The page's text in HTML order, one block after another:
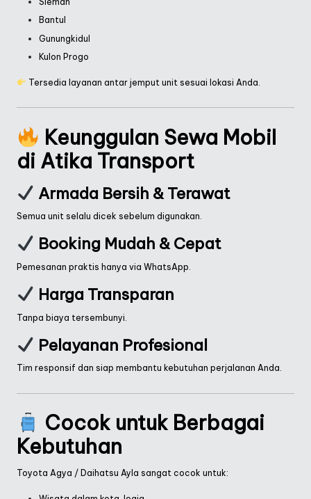
Bantul
Gunungkidul
Kulon Progo
Tersedia layanan antar jemput unit sesuai lokasi Anda.
Keunggulan Sewa Mobil
di Atika Transport
Armada Bersih & Terawat
Semua unit selalu dicek sebelum digunakan.
Booking Mudah & Cepat
Pemesanan praktis hanya via WhatsApp.
Harga Transparan
Tanpa biaya tersembunyi.
Pelayanan Profesional
Tim responsif dan siap membantu kebutuhan perjalanan Anda.
Cocok untuk Berbagai
Kebutuhan
Toyota Agya / Daihatsu Ayla sangat cocok untuk: